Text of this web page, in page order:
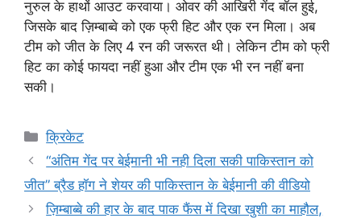
नुरुल के हाथों आउट करवाया। ओवर की आखिरी गेंद बॉल हुई,
जिसके बाद ज़िम्बाब्वे को एक फ्री हिट और एक रन मिला। अब
टीम को जीत के लिए 4 रन की जरूरत थी। लेकिन टीम को फ्री
हिट का कोई फायदा नहीं हुआ और टीम एक भी रन नहीं बना
सकी।
Categories
क्रिकेट
“अंतिम गेंद पर बेईमानी भी नही दिला सकी पाकिस्तान को
जीत” ब्रैड हॉग ने शेयर की पाकिस्तान के बेईमानी की वीडियो
ज़िम्बाब्बे की हार के बाद पाक फैंस में दिखा खुशी का माहौल,